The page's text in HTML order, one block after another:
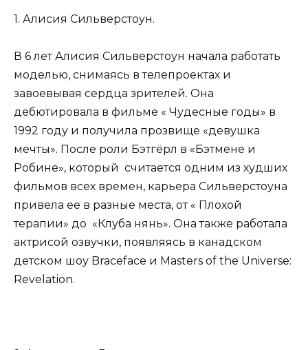
1. Алисия Сильверстоун.
В 6 лет Алисия Сильверстоун начала работать
моделью, снимаясь в телепроектах и ​​
завоевывая сердца зрителей. Она
дебютировала в фильме « Чудесные годы» в
1992 году и получила прозвище «девушка
мечты». После роли Бэтгёрл в «Бэтмене и
Робине», который считается одним из худших
фильмов всех времен, карьера Сильверстоуна
привела ее в разные места, от « Плохой
терапии» до «Клуба нянь». Она также работала
актрисой озвучки, появляясь в канадском
детском шоу Braceface и Masters of the Universe:
Revelation.